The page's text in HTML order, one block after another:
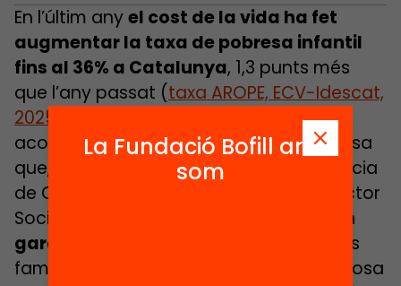
En l’últim anyel cost de la vida ha fet
augmentar la taxa de pobresa infantil
fins al 36% a Catalunya, 1,3 punts més
que l’any passat (taxa AROPE, ECV-Idescat,
2025
), mentre al conjunt de l’Estat ha
aconseguit disminuir. Un nivell de pobresa
que, com recorda la Plataforma d’Infància
de Catalunya de la Taula del Tercer Sector
Social,
dificulta que els infants tinguin
garantits els seus drets
i fa que moltes
famílies no puguin viure amb dignitat, cosa
La Fundació Bofill ara
som